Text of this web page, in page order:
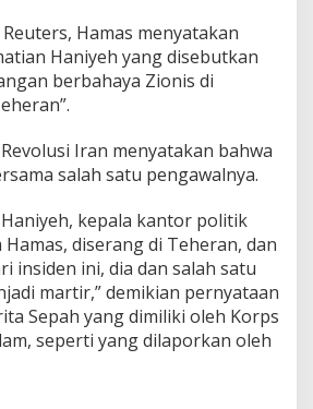
Hamas menyatakan
Haniyeh yang disebutkan
berbahaya Zionis di
Iran menyatakan bahwa
salah satu pengawalnya.
Haniyeh, kepala kantor politik
diserang di Teheran, dan
insiden ini, dia dan salah satu
martir,” demikian pernyataan
Sepah yang dimiliki oleh Korps
seperti yang dilaporkan oleh